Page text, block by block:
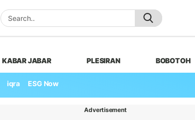
KABAR JABAR PLESIRAN BOBOTOH
iqra ESG Now
Advertisement